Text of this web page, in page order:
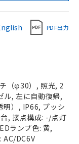
PDF出力
（φ30）, 照光, 2
ル, 左に自動復帰,
明）, IP66, プッシ
, 接点構成: -/点灯
ランプ色: 黄,
AC/DC6V